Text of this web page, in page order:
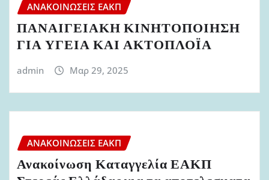
ΑΝΑΚΟΙΝΏΣΕΙΣ ΕΑΚΠ
ΠΑΝΑΙΓΕΙΑΚΗ ΚΙΝΗΤΟΠΟΙΗΣΗ
ΓΙΑ ΥΓΕΙΑ ΚΑΙ ΑΚΤΟΠΛΟΪΑ
admin Μαρ 29, 2025
ΑΝΑΚΟΙΝΏΣΕΙΣ ΕΑΚΠ
Ανακοίνωση Καταγγελία ΕΑΚΠ